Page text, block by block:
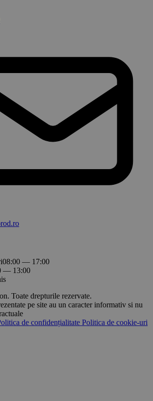
08:00 — 17:00
— 13:00
Toate drepturile rezervate.
pe site au un caracter informativ si nu
de confidențialitate Politica de cookie-uri